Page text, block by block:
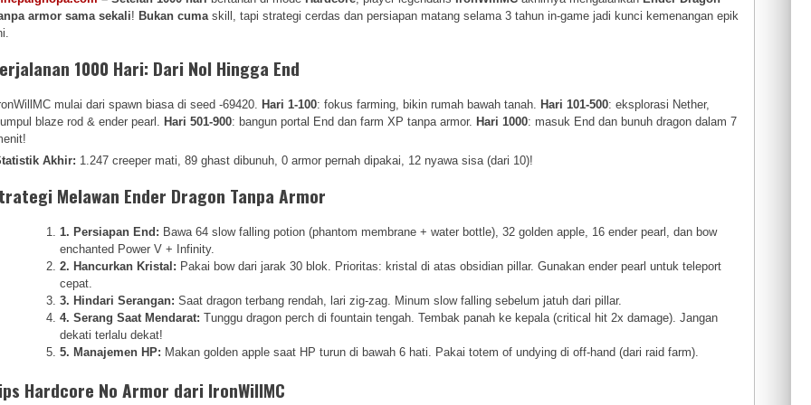
armor sama sekali! Bukan cuma skill, tapi strategi cerdas dan persiapan matang selama 3 tahun in-game jadi kunci kemenangan epik
1000 Hari: Dari Nol Hingga End
mulai dari spawn biasa di seed -69420. Hari 1-100: fokus farming, bikin rumah bawah tanah. Hari 101-500: eksplorasi Nether,
blaze rod & ender pearl.
Hari 501-900: bangun portal End dan farm XP tanpa armor. Hari 1000: masuk End dan bunuh dragon dalam 7
Akhir: 1.247 creeper mati, 89 ghast dibunuh, 0 armor pernah dipakai, 12 nyawa sisa (dari 10)!
Melawan Ender Dragon Tanpa Armor
1. Persiapan End: Bawa 64 slow falling potion (phantom membrane + water bottle), 32 golden apple, 16 ender pearl, dan bow
enchanted Power V + Infinity.
2. Hancurkan Kristal: Pakai bow dari jarak 30 blok. Prioritas: kristal di atas obsidian pillar. Gunakan ender pearl untuk teleport
cepat.
3. Hindari Serangan: Saat dragon terbang rendah, lari zig-zag. Minum slow falling sebelum jatuh dari pillar.
4. Serang Saat Mendarat: Tunggu dragon perch di fountain tengah. Tembak panah ke kepala (critical hit 2x damage). Jangan
dekati terlalu dekat!
5. Manajemen HP: Makan golden apple saat HP turun di bawah 6 hati. Pakai totem of undying di off-hand (dari raid farm).
Hardcore No Armor dari IronWillMC